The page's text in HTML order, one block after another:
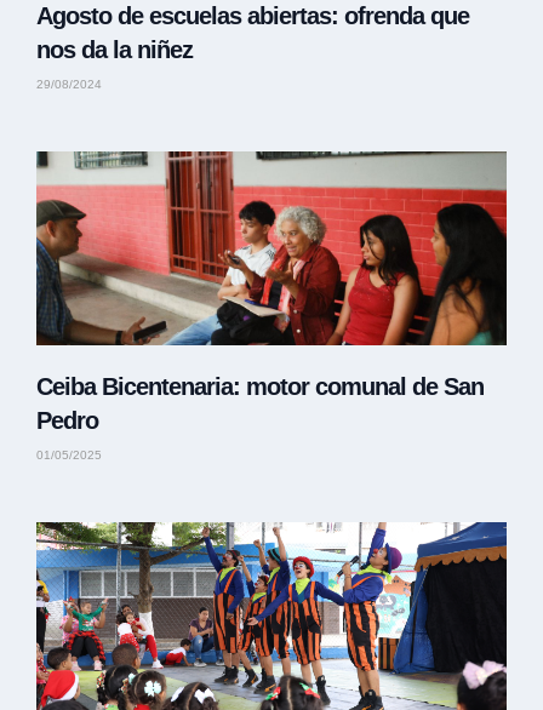
Agosto de escuelas abiertas: ofrenda que
nos da la niñez
29/08/2024
Ceiba Bicentenaria: motor comunal de San
Pedro
01/05/2025